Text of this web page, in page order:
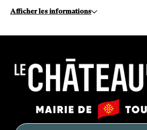
Afficher les informations
château
d'eau
Mairie
de